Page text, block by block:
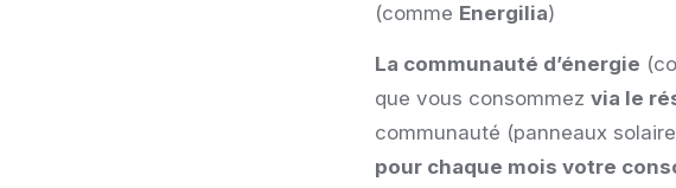
(comme Energilia)
La communauté d’énergie
que vous consommez via le
communauté (panneaux
pour chaque mois votre